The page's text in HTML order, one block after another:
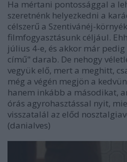
Ha mértani pontossággal a
szeretnénk helyezkedni a
célszerű a Szentivánéj-
filmfogyasztásunk céljául.
július 4-e, és akkor már
című" darab. De nehogy
vegyük elő, mert a meghitt,
még a végén megjön a
hanem inkább a másodikat,
órás agyrohasztással nyit,
visszatalál az előd
(danialves)